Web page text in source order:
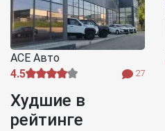
АСЕ Авто
4.5
27
Худшие в
рейтинге